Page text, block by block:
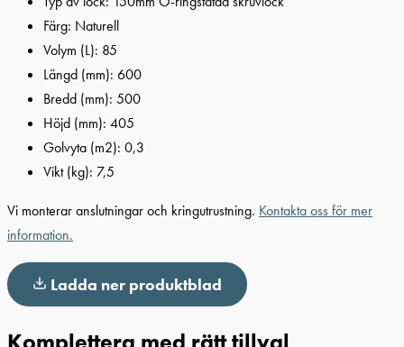
Färg: Naturell
Volym (L): 85
Längd (mm): 600
Bredd (mm): 500
Höjd (mm): 405
Golvyta (m2): 0,3
Vikt (kg): 7,5
Vi monterar anslutningar och kringutrustning. Kontakta oss för mer
information.
Ladda ner produktblad